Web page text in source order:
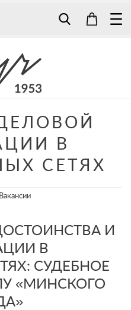
В
СЕТЯХ
Вакансии
И
В
СУДЕБНОЕ
«МИНСКОГО